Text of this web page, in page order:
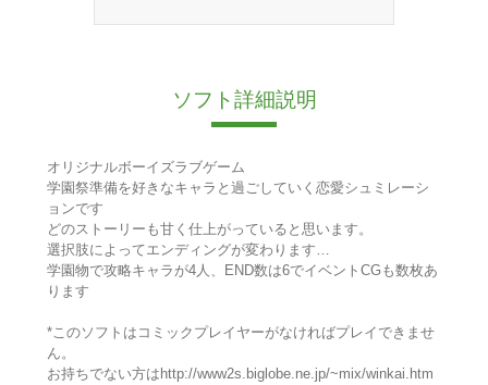
ソフト詳細説明
オリジナルボーイズラブゲーム
学園祭準備を好きなキャラと過ごしていく恋愛シュミレーシ
ョンです
どのストーリーも甘く仕上がっていると思います。
選択肢によってエンディングが変わります…
学園物で攻略キャラが4人、END数は6でイベントCGも数枚あ
ります
*このソフトはコミックプレイヤーがなければプレイできませ
ん。
お持ちでない方はhttp://www2s.biglobe.ne.jp/~mix/winkai.htm